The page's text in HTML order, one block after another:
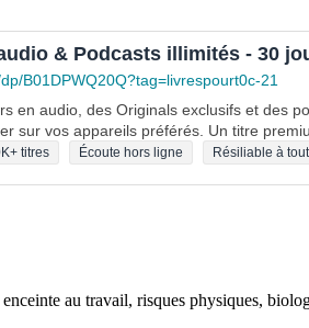
& Podcasts illimités - 30
B01DPWQ20Q?tag=livrespourt0c-21
en audio, des Originals exclusifs et des
sur vos appareils préférés. Un titre
titres Écoute hors ligne Résiliable à
au travail, risques physiques,